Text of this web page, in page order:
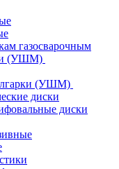
газосварочным
(УШМ)
(УШМ)
диски
диски